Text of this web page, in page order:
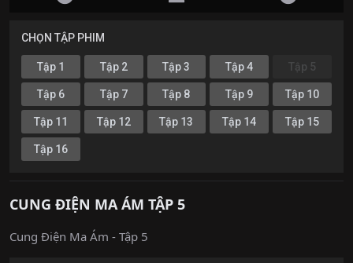
CHỌN TẬP PHIM
Tập 1 Tập 2 Tập 3 Tập 4 Tập 5
Tập 6 Tập 7 Tập 8 Tập 9 Tập 10
Tập 11 Tập 12 Tập 13 Tập 14 Tập 15
Tập 16
CUNG ĐIỆN MA ÁM TẬP 5
Cung Điện Ma Ám - Tập 5